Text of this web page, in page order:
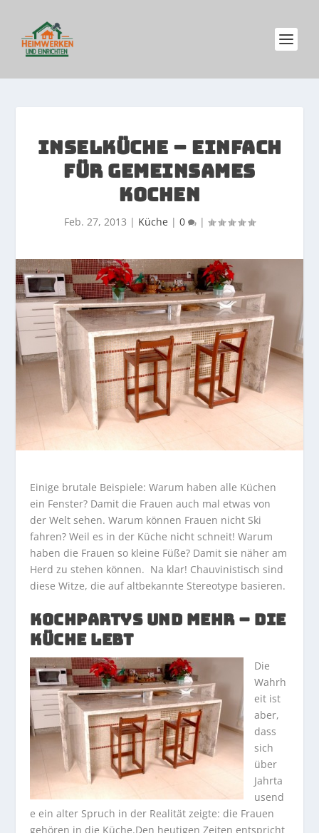
INSELKÜCHE – EINFACH
FÜR GEMEINSAMES
KOCHEN
Feb. 27, 2013 | Küche | 0 |
Einige brutale Beispiele: Warum haben alle Küchen
ein Fenster? Damit die Frauen auch mal etwas von
der Welt sehen. Warum können Frauen nicht Ski
fahren? Weil es in der Küche nicht schneit! Warum
haben die Frauen so kleine Füße? Damit sie näher am
Herd zu stehen können. Na klar! Chauvinistisch sind
diese Witze, die auf altbekannte Stereotype basieren.
KOCHPARTYS UND MEHR – DIE
KÜCHE LEBT
Die
Wahrh
eit ist
aber,
dass
sich
über
Jahrta
usend
e ein alter Spruch in der Realität zeigte: die Frauen
gehören in die Küche.Den heutigen Zeiten entspricht